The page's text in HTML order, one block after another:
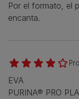
Por el formato, el
encanta.
EVA
PURINA® PRO